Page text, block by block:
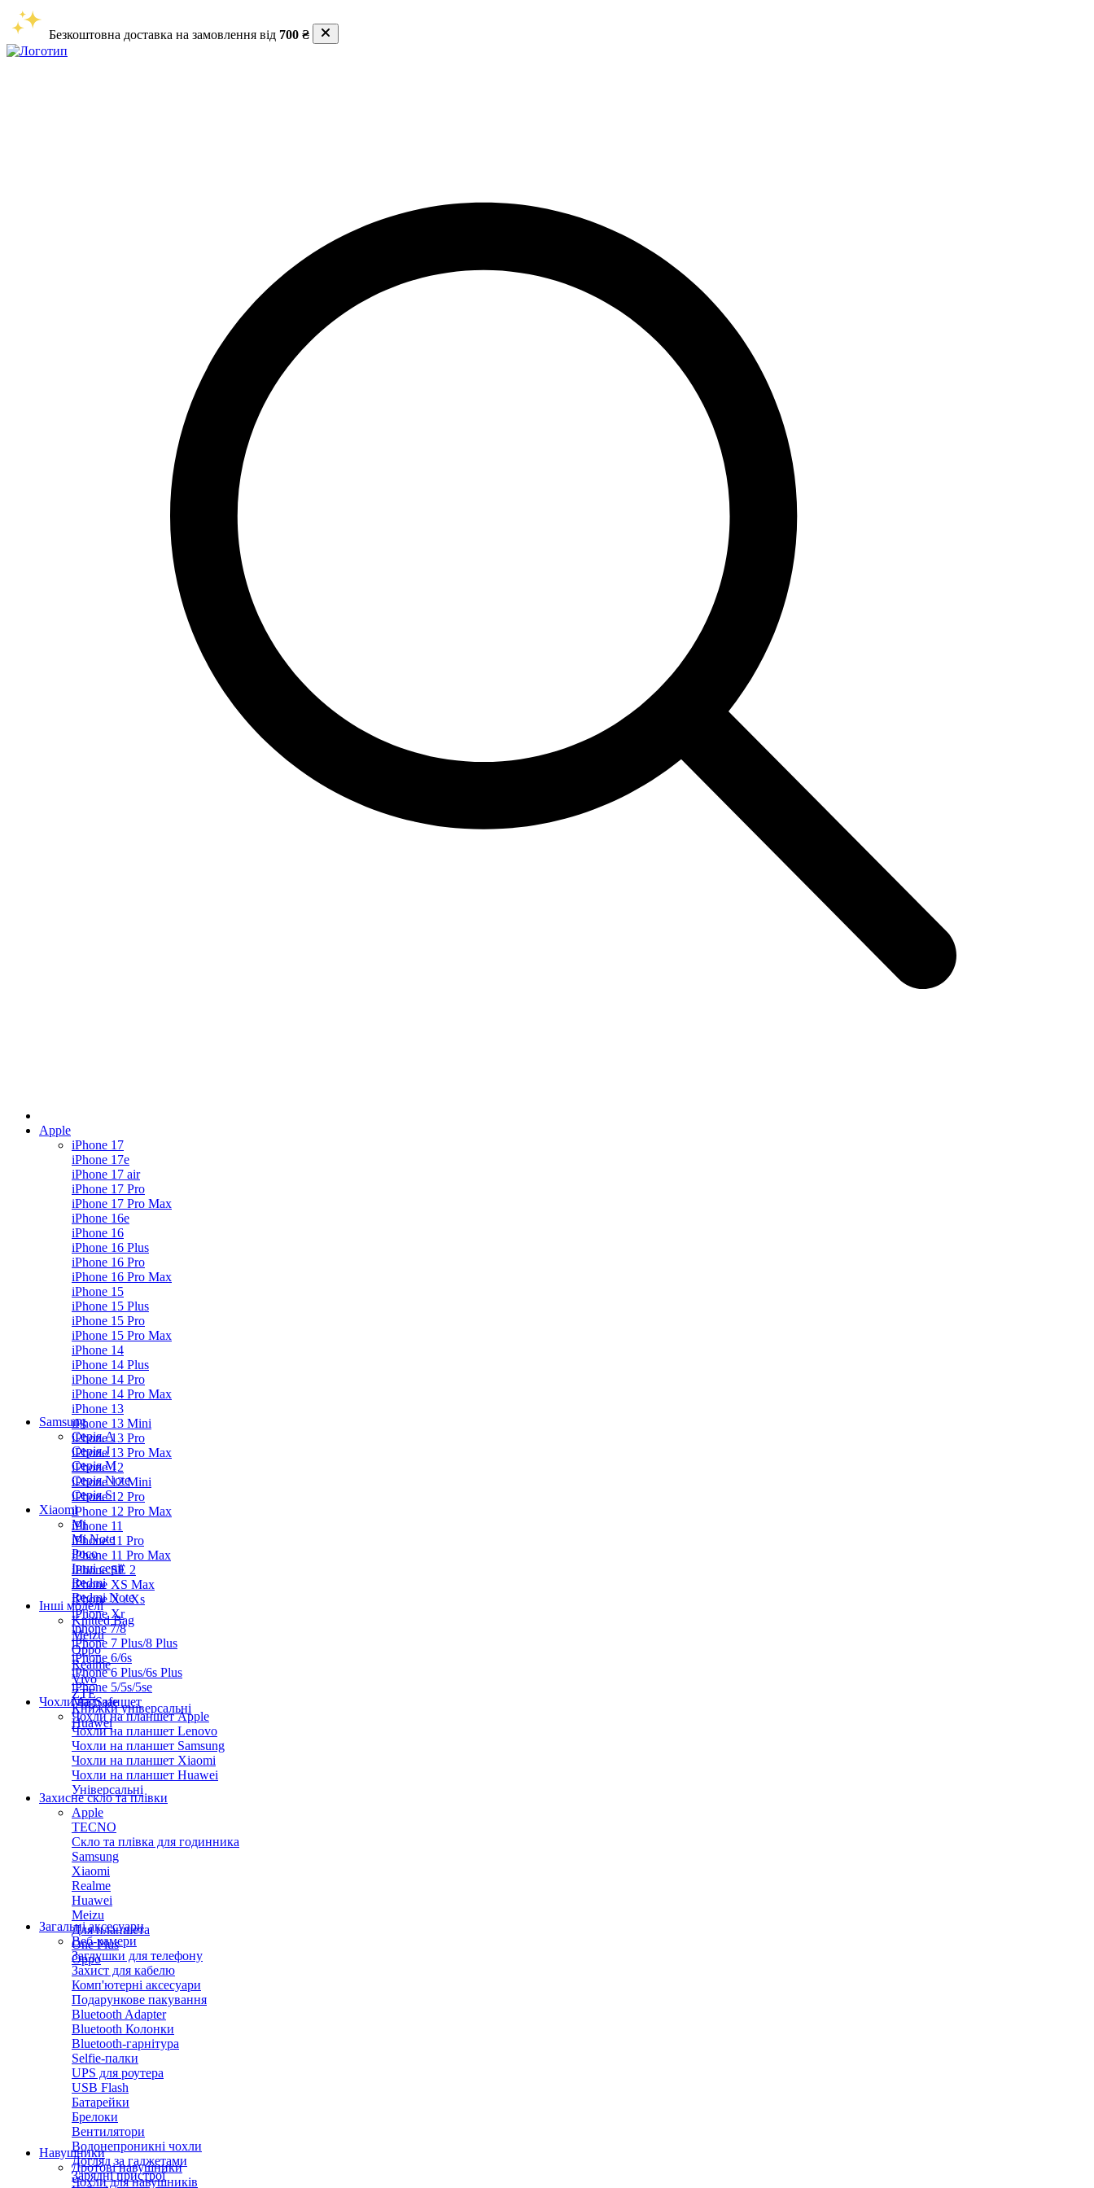
Безкоштовна доставка на замовлення від 700 ₴
Apple
iPhone 17
iPhone 17e
iPhone 17 air
iPhone 17 Pro
iPhone 17 Pro Max
iPhone 16e
iPhone 16
iPhone 16 Plus
iPhone 16 Pro
iPhone 16 Pro Max
iPhone 15
iPhone 15 Plus
iPhone 15 Pro
iPhone 15 Pro Max
iPhone 14
iPhone 14 Plus
iPhone 14 Pro
iPhone 14 Pro Max
iPhone 13
iPhone 13 Mini
iPhone 13 Pro
iPhone 13 Pro Max
iPhone 12
iPhone 12 Mini
iPhone 12 Pro
iPhone 12 Pro Max
iPhone 11
iPhone 11 Pro
iPhone 11 Pro Max
iPhone SE 2
iPhone XS Max
iPhone X / Xs
iPhone Xr
iphone 7/8
iPhone 7 Plus/8 Plus
iPhone 6/6s
iPhone 6 Plus/6s Plus
iPhone 5/5s/5se
MagSafe
Samsung
Серія А
Серiя J
Серiя M
Серія Note
Серія S
Xiaomi
Mi
Mi Note
Poco
Інші серії
Redmi
Redmi Note
Інші моделі
Knitted Bag
Meizu
Oppo
Realme
Vivo
ZTE
Книжки універсальні
Huawei
Чохли на планшет
Чохли на планшет Apple
Чохли на планшет Lenovo
Чохли на планшет Samsung
Чохли на планшет Xiaomi
Чохли на планшет Huawei
Універсальні
Захисне скло та плівки
Apple
TECNO
Скло та плівка для годинника
Samsung
Xiaomi
Realme
Huawei
Meizu
Для планшета
One Plus
Oppo
Загальні аксесуари
Веб-камери
Заглушки для телефону
Захист для кабелю
Комп'ютерні аксесуари
Подарункове пакування
Bluetooth Adapter
Bluetooth Колонки
Bluetooth-гарнітура
Selfie-палки
UPS для роутера
USB Flash
Батарейки
Брелоки
Вентилятори
Водонепроникні чохли
Догляд за гаджетами
Зарядні пристрої
Навушники
Дротові навушники
Чохли для навушників